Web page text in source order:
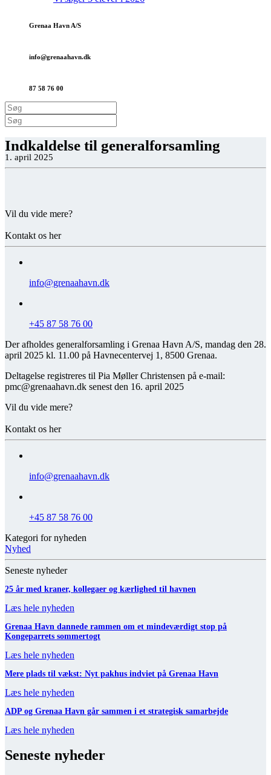
Grenaa Havn A/S
info@grenaa­havn.dk
87 58 76 00
Indkaldelse til generalforsamling
1. april 2025
Vil du vide mere?
Kontakt os her
info@grenaahavn.dk
+45 87 58 76 00
Der afholdes generalforsamling i Grenaa Havn A/S, mandag den 28.
april 2025 kl. 11.00 på Havnecentervej 1, 8500 Grenaa.
Deltagelse registreres til Pia Møller Christensen på e-mail:
pmc@grenaahavn.dk senest den 16. april 2025
Vil du vide mere?
Kontakt os her
info@grenaahavn.dk
+45 87 58 76 00
Kategori for nyheden
Nyhed
Seneste nyheder
25 år med kraner, kollegaer og kærlighed til havnen
Læs hele nyheden
Grenaa Havn dannede rammen om et mindeværdigt stop på
Kongeparrets sommertogt
Læs hele nyheden
Mere plads til vækst: Nyt pakhus indviet på Grenaa Havn
Læs hele nyheden
ADP og Grenaa Havn går sammen i et strategisk samarbejde
Læs hele nyheden
Seneste nyheder